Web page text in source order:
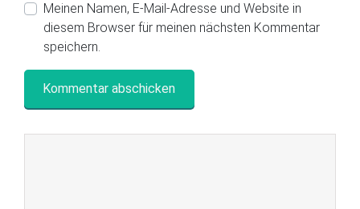
Meinen Namen, E-Mail-Adresse und Website in
diesem Browser für meinen nächsten Kommentar
speichern.